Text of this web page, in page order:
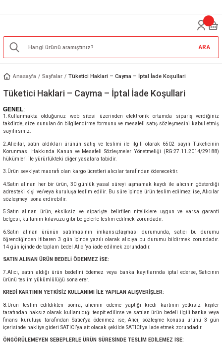
ARA
Anasayfa Sayfalar Tüketici Haklari – Cayma – İptal İade Koşullari
Tüketici Haklari – Cayma – İptal İade Koşullari
GENEL:
1.Kullanmakta olduğunuz web sitesi üzerinden elektronik ortamda sipariş verdiğiniz
takdirde, size sunulan ön bilgilendirme formunu ve mesafeli satış sözleşmesini kabul etmiş
sayılırsınız.
2.Alıcılar, satın aldıkları ürünün satış ve teslimi ile ilgili olarak 6502 sayılı Tüketicinin
Korunması Hakkında Kanun ve Mesafeli Sözleşmeler Yönetmeliği (RG:27.11.2014/29188)
hükümleri ile yürürlükteki diğer yasalara tabidir.
3.Ürün sevkiyat masrafı olan kargo ücretleri alıcılar tarafından ödenecektir.
4.Satın alınan her bir ürün, 30 günlük yasal süreyi aşmamak kaydı ile alıcının gösterdiği
adresteki kişi ve/veya kuruluşa teslim edilir. Bu süre içinde ürün teslim edilmez ise, Alıcılar
sözleşmeyi sona erdirebilir.
5.Satın alınan ürün, eksiksiz ve siparişte belirtilen niteliklere uygun ve varsa garanti
belgesi, kullanım kılavuzu gibi belgelerle teslim edilmek zorundadır.
6.Satın alınan ürünün satılmasının imkansızlaşması durumunda, satıcı bu durumu
öğrendiğinden itibaren 3 gün içinde yazılı olarak alıcıya bu durumu bildirmek zorundadır.
14 gün içinde de toplam bedel Alıcı’ya iade edilmek zorundadır.
SATIN ALINAN ÜRÜN BEDELİ ÖDENMEZ İSE:
7.Alıcı, satın aldığı ürün bedelini ödemez veya banka kayıtlarında iptal ederse, Satıcının
ürünü teslim yükümlülüğü sona erer.
KREDİ KARTININ YETKİSİZ KULLANIMI İLE YAPILAN ALIŞVERİŞLER:
8.Ürün teslim edildikten sonra, alıcının ödeme yaptığı kredi kartının yetkisiz kişiler
tarafından haksız olarak kullanıldığı tespit edilirse ve satılan ürün bedeli ilgili banka veya
finans kuruluşu tarafından Satıcı'ya ödenmez ise, Alıcı, sözleşme konusu ürünü 3 gün
içerisinde nakliye gideri SATICI’ya ait olacak şekilde SATICI’ya iade etmek zorundadır.
ÖNGÖRÜLEMEYEN SEBEPLERLE ÜRÜN SÜRESİNDE TESLİM EDİLEMEZ İSE: